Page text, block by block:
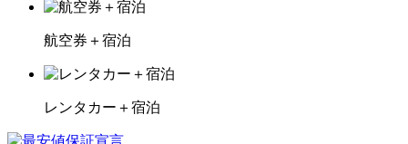
航空券＋宿泊
レンタカー＋宿泊